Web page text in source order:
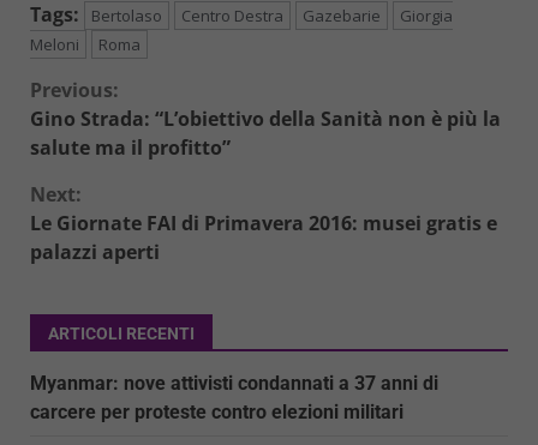
Tags: Bertolaso Centro Destra Gazebarie
Giorgia
Meloni
Roma
Continue
Reading
Previous:
Gino Strada: “L’obiettivo della Sanità non è più la
salute ma il profitto”
Next:
Le Giornate FAI di Primavera 2016: musei gratis e
palazzi aperti
ARTICOLI RECENTI
Myanmar: nove attivisti condannati a 37 anni di
carcere per proteste contro elezioni militari